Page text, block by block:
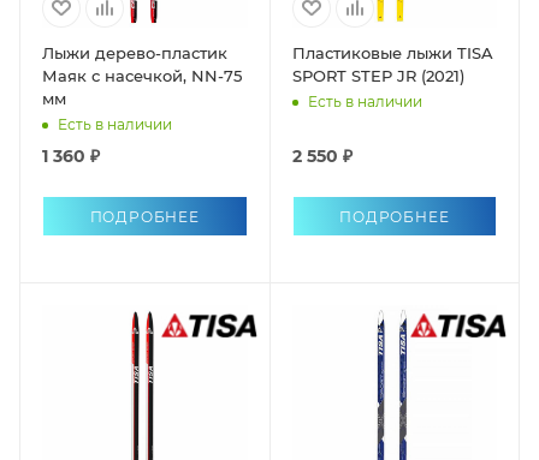
Лыжи дерево-пластик
Маяк с насечкой, NN-75
мм
Есть в наличии
1 360 ₽
ПОДРОБНЕЕ
Пластиковые лыжи TISA
SPORT STEP JR (2021)
Есть в наличии
2 550 ₽
ПОДРОБНЕЕ